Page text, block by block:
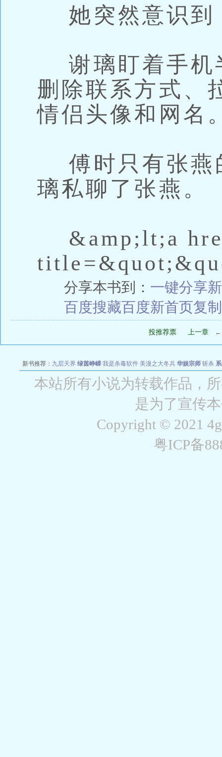
她突然意识到
谢璃盯着手机
删除联系方式、
情侣头像和网名
傅时只有张燕
璃私聊了张燕。
&amp;lt;a
分享本书到： 一键分享
百度搜藏百度新首页复
投推荐票 上一章 ←
新书推荐： 九层天界 绿茵峥嵘 我是杀毒软件 美漫之大冬兵 华娱宗师 斩杀
战争天堂 混元道纪 教练万岁 都市全能巨星 绝对交易 全职武神 位面复
本站所有小说为转载作品，
是为了宣传
Copyright © 2021
粤ICP备